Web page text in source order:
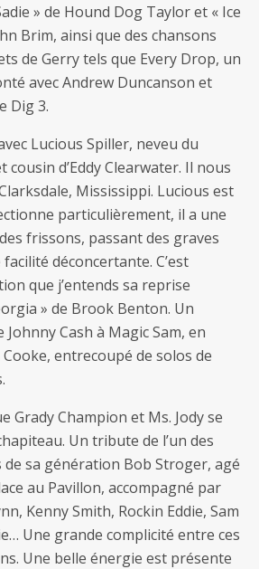
» de Hound Dog Taylor et « Ice
Brim, ainsi que des chansons
de Gerry tels que Every Drop, un
avec Andrew Duncanson et
Dig 3.
Lucious Spiller, neveu du
cousin d’Eddy Clearwater. Il nous
Mississippi. Lucious est
particulièrement, il a une
frissons, passant des graves
déconcertante. C’est
que j’entends sa reprise
» de Brook Benton. Un
Cash à Magic Sam, en
entrecoupé de solos de
Grady Champion et Ms. Jody se
Un tribute de l’un des
de sa génération Bob Stroger, agé
au Pavillon, accompagné par
Kenny Smith, Rockin Eddie, Sam
Une grande complicité entre ces
Une belle énergie est présente